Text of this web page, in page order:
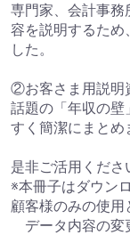
専門家、会計事務
容を説明するため
した。
②お客さま用説明
話題の「年収の壁
すく簡潔にまとめ
是非ご活用くださ
※本冊子はダウン
顧客様のみの使用
データ内容の変